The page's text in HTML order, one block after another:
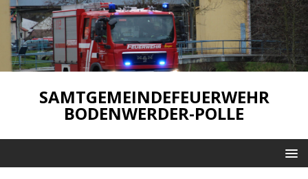
SAMTGEMEINDEFEUERWEHR
BODENWERDER-POLLE